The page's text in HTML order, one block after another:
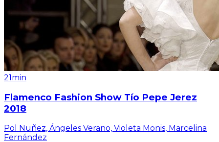
21min
Flamenco Fashion Show Tío Pepe Jerez
2018
Pol Nuñez, Ángeles Verano, Violeta Monis, Marcelina
Fernández